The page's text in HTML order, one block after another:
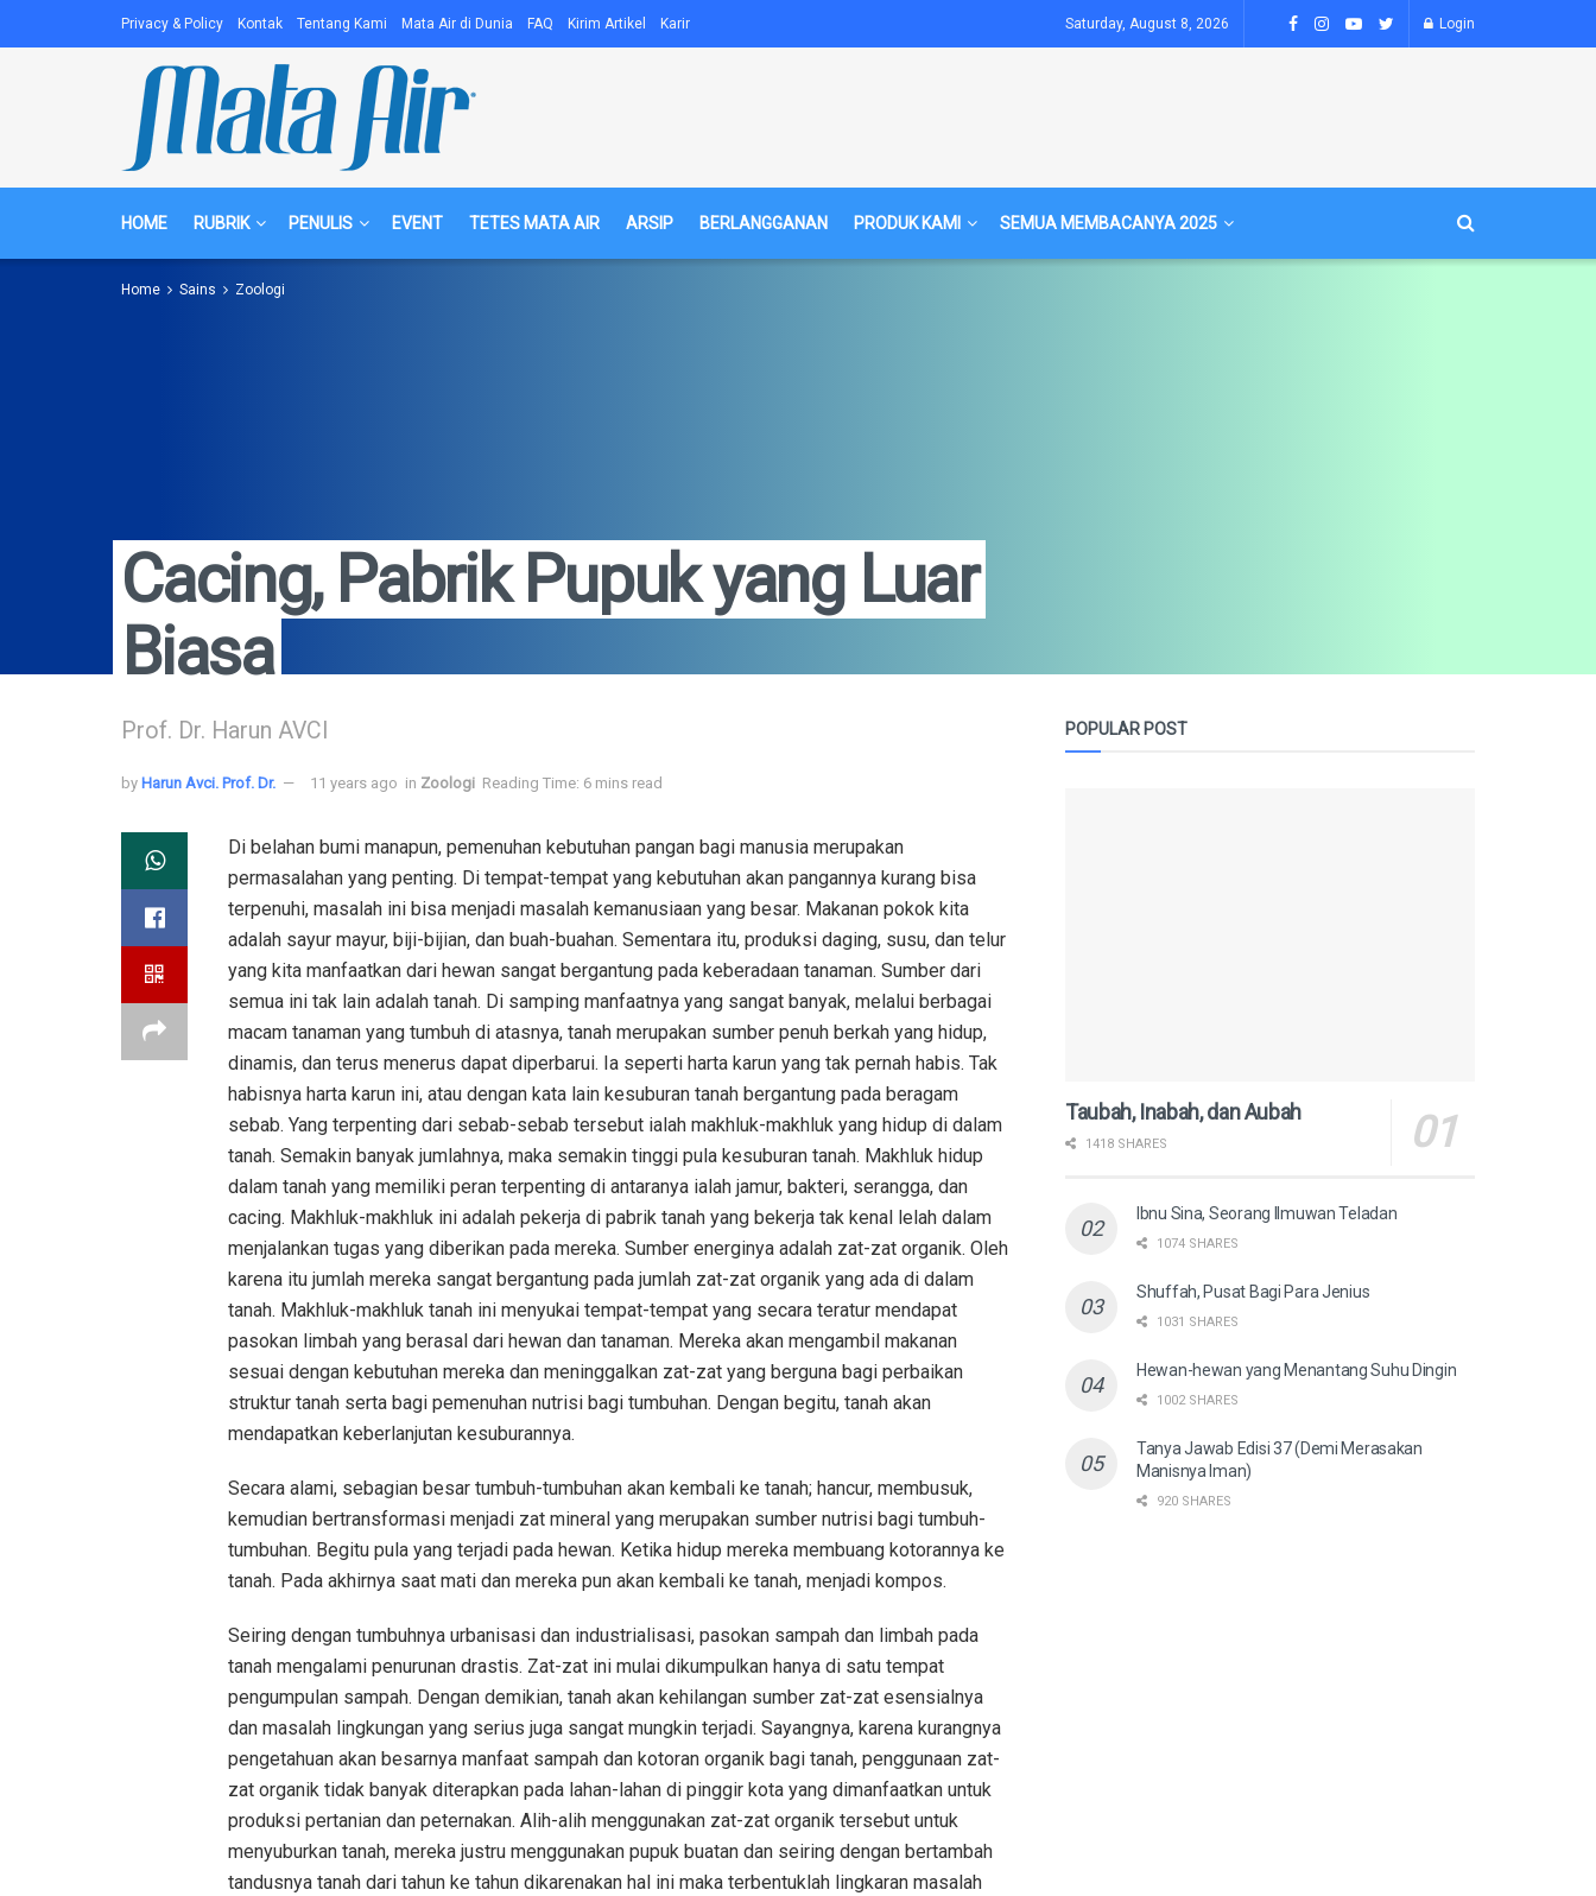
Privacy & Policy Kontak Tentang Kami Mata Air di Dunia FAQ Kirim Artikel Karir Saturday, August 8, 2026 Login
HOME RUBRIK PENULIS EVENT TETES MATA AIR ARSIP BERLANGGANAN PRODUK KAMI SEMUA MEMBACANYA 2025
Home Sains Zoologi
Cacing, Pabrik Pupuk yang Luar
Biasa
Prof. Dr. Harun AVCI
by Harun Avci. Prof. Dr. 11 years ago in Zoologi Reading Time: 6 mins read
Di belahan bumi manapun, pemenuhan kebutuhan pangan bagi manusia merupakan
permasalahan yang penting. Di tempat-tempat yang kebutuhan akan pangannya kurang bisa
terpenuhi, masalah ini bisa menjadi masalah kemanusiaan yang besar. Makanan pokok kita
adalah sayur mayur, biji-bijian, dan buah-buahan. Sementara itu, produksi daging, susu, dan telur
yang kita manfaatkan dari hewan sangat bergantung pada keberadaan tanaman. Sumber dari
semua ini tak lain adalah tanah. Di samping manfaatnya yang sangat banyak, melalui berbagai
macam tanaman yang tumbuh di atasnya, tanah merupakan sumber penuh berkah yang hidup,
dinamis, dan terus menerus dapat diperbarui. Ia seperti harta karun yang tak pernah habis. Tak
habisnya harta karun ini, atau dengan kata lain kesuburan tanah bergantung pada beragam
sebab. Yang terpenting dari sebab-sebab tersebut ialah makhluk-makhluk yang hidup di dalam
tanah. Semakin banyak jumlahnya, maka semakin tinggi pula kesuburan tanah. Makhluk hidup
dalam tanah yang memiliki peran terpenting di antaranya ialah jamur, bakteri, serangga, dan
cacing. Makhluk-makhluk ini adalah pekerja di pabrik tanah yang bekerja tak kenal lelah dalam
menjalankan tugas yang diberikan pada mereka. Sumber energinya adalah zat-zat organik. Oleh
karena itu jumlah mereka sangat bergantung pada jumlah zat-zat organik yang ada di dalam
tanah. Makhluk-makhluk tanah ini menyukai tempat-tempat yang secara teratur mendapat
pasokan limbah yang berasal dari hewan dan tanaman. Mereka akan mengambil makanan
sesuai dengan kebutuhan mereka dan meninggalkan zat-zat yang berguna bagi perbaikan
struktur tanah serta bagi pemenuhan nutrisi bagi tumbuhan. Dengan begitu, tanah akan
mendapatkan keberlanjutan kesuburannya.
Secara alami, sebagian besar tumbuh-tumbuhan akan kembali ke tanah; hancur, membusuk,
kemudian bertransformasi menjadi zat mineral yang merupakan sumber nutrisi bagi tumbuh-
tumbuhan. Begitu pula yang terjadi pada hewan. Ketika hidup mereka membuang kotorannya ke
tanah. Pada akhirnya saat mati dan mereka pun akan kembali ke tanah, menjadi kompos.
Seiring dengan tumbuhnya urbanisasi dan industrialisasi, pasokan sampah dan limbah pada
tanah mengalami penurunan drastis. Zat-zat ini mulai dikumpulkan hanya di satu tempat
pengumpulan sampah. Dengan demikian, tanah akan kehilangan sumber zat-zat esensialnya
dan masalah lingkungan yang serius juga sangat mungkin terjadi. Sayangnya, karena kurangnya
pengetahuan akan besarnya manfaat sampah dan kotoran organik bagi tanah, penggunaan zat-
zat organik tidak banyak diterapkan pada lahan-lahan di pinggir kota yang dimanfaatkan untuk
produksi pertanian dan peternakan. Alih-alih menggunakan zat-zat organik tersebut untuk
menyuburkan tanah, mereka justru menggunakan pupuk buatan dan seiring dengan bertambah
tandusnya tanah dari tahun ke tahun dikarenakan hal ini maka terbentuklah lingkaran masalah
POPULAR POST
Taubah, Inabah, dan Aubah
1418 SHARES
Ibnu Sina, Seorang Ilmuwan Teladan
1074 SHARES
Shuffah, Pusat Bagi Para Jenius
1031 SHARES
Hewan-hewan yang Menantang Suhu Dingin
1002 SHARES
Tanya Jawab Edisi 37 (Demi Merasakan
Manisnya Iman)
920 SHARES